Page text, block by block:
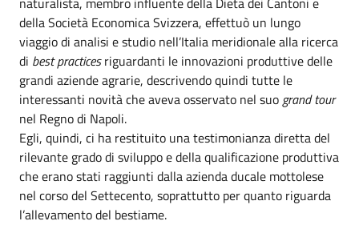
della Società Economica Svizzera, effettuò un lungo
viaggio di analisi e studio nell’Italia meridionale alla ricerca
di best practicesriguardanti le innovazioni produttive delle
grandi aziende agrarie, descrivendo quindi tutte le
interessanti novità che aveva osservato nel suo grand tour
nel Regno di Napoli.
Egli, quindi, ci ha restituito una testimonianza diretta del
rilevante grado di sviluppo e della qualificazione produttiva
che erano stati raggiunti dalla azienda ducale mottolese
nel corso del Settecento, soprattutto per quanto riguarda
l’allevamento del bestiame.